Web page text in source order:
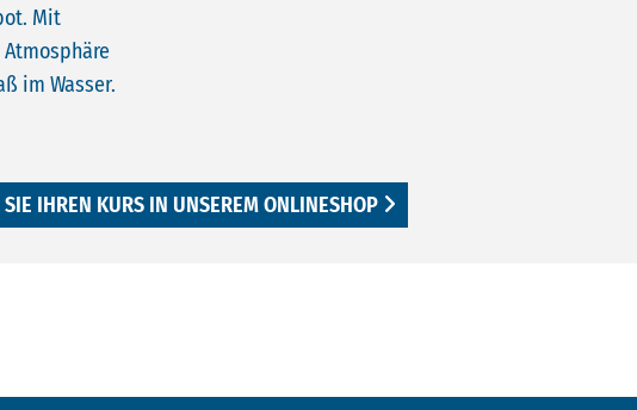
Mit
im Wasser.
SIE IHREN KURS IN UNSEREM ONLINESHOP